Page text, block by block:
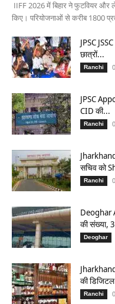
IIFF 2026 में बिहार ने फुटवियर और
किए। परियोजनाओं से करीब 1800
JPSC
छात्रों...
Ranchi
JPSC
CID की...
Ranchi
सचिव को
Ranchi
Deoghar
की संख्या,
Deoghar
की
Ranchi